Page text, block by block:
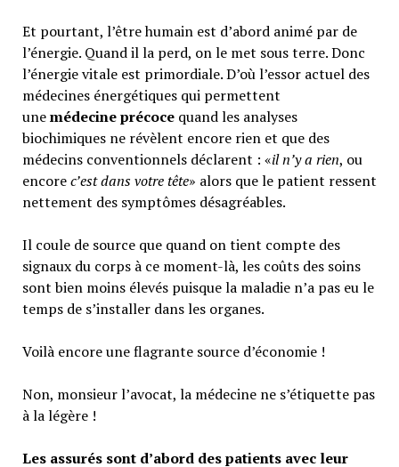
Et pourtant, l’être humain est d’abord animé par de
l’énergie. Quand il la perd, on le met sous terre. Donc
l’énergie vitale est primordiale. D’où l’essor actuel des
médecines énergétiques qui permettent
unemédecine précoce quand les analyses
biochimiques ne révèlent encore rien et que des
médecins conventionnels déclarent : «il n’y a rien, ou
encorec’est dans votre tête» alors que le patient ressent
nettement des symptômes désagréables.
Il coule de source que quand on tient compte des
signaux du corps à ce moment-là, les coûts des soins
sont bien moins élevés puisque la maladie n’a pas eu le
temps de s’installer dans les organes.
Voilà encore une flagrante source d’économie !
Non, monsieur l’avocat, la médecine ne s’étiquette pas
à la légère !
Les assurés sont d’abord des patients avec leur